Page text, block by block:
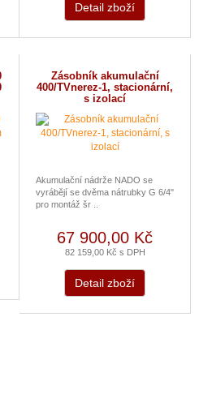
Detail zboží
Zásobník akumulační
400/TVnerez-1, stacionární,
s izolací
Akumulační nádrže NADO se
vyrábějí se dvěma nátrubky G 6/4"
pro montáž šr ..
67 900,00 Kč
82 159,00 Kč s DPH
Detail zboží